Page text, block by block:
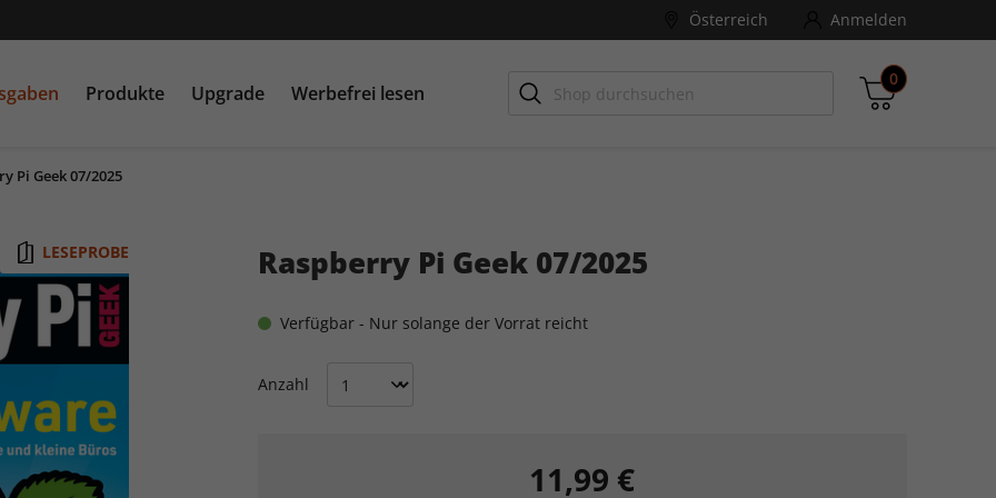
Österreich Anmelden
Raspberry Pi Geek
Produkte Upgrade Werbefrei lesen
0
Zwischensumme
Pi Geek 07/2025
LESEPROBE Raspberry Pi Geek 07/2025
Verfügbar - Nur solange der Vorrat reicht
Anzahl
11,99 €